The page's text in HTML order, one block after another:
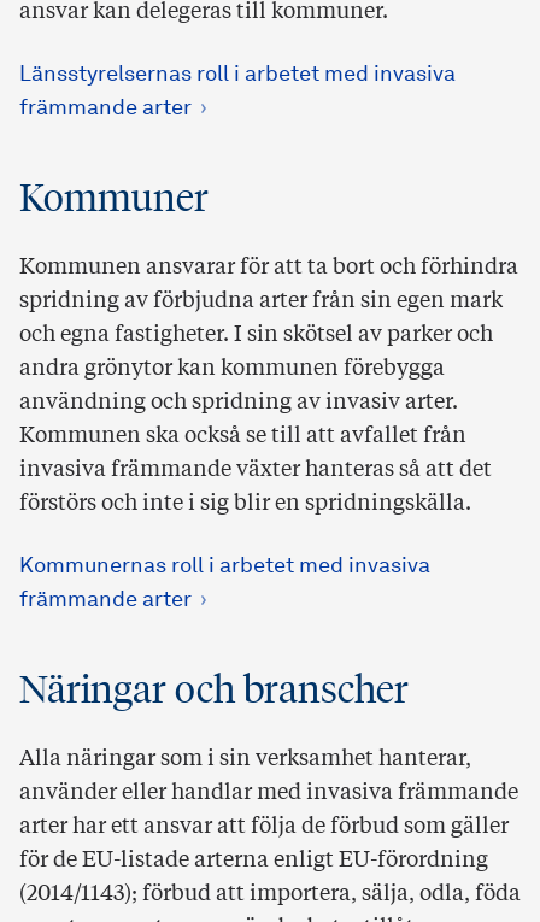
ansvar kan delegeras till kommuner.
Länsstyrelsernas roll i arbetet med invasiva
främmande arter
Kommuner
Kommunen ansvarar för att ta bort och förhindra
spridning av förbjudna arter från sin egen mark
och egna fastigheter. I sin skötsel av parker och
andra grönytor kan kommunen förebygga
användning och spridning av invasiv arter.
Kommunen ska också se till att avfallet från
invasiva främmande växter hanteras så att det
förstörs och inte i sig blir en spridningskälla.
Kommunernas roll i arbetet med invasiva
främmande arter
Näringar och branscher
Alla näringar som i sin verksamhet hanterar,
använder eller handlar med invasiva främmande
arter har ett ansvar att följa de förbud som gäller
för de EU-listade arterna enligt EU-förordning
(2014/1143); förbud att importera, sälja, odla, föda